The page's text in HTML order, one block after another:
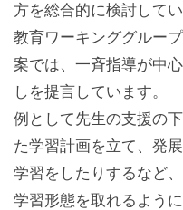
方を総合的に検討して
教育ワーキンググルー
案では、一斉指導が中
しを提言しています。
例として先生の支援の
た学習計画を立て、発
学習をしたりするなど
学習形態を取れるよう